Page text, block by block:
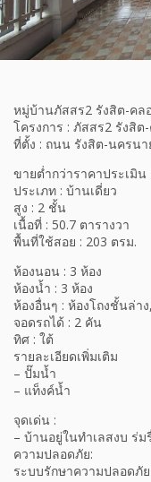
หมู่บ้านภัสสร2 รังสิต-คล
โครงการ : ภัสสร2 รังสิต
ที่ตั้ง : ถนน รังสิต-นครน
ขายต่ำกว่าราคาประเมิ
ประเภท : บ้านเดี่ยว
สูง : 2 ชั้น
เนื้อที่ : 50.7 ตารางวา
พื้นที่ใช้สอย : 203 ตรม.
ห้องนอน : 3 ห้อง
ห้องน้ำ : 3 ห้อง
ห้องอื่นๆ : ห้องโถงชั้นล่า
จอดรถได้ : 2 คัน
ทิศ : ใต้
รายละเอียดเพิ่มเติม
– ปั๊มน้ำ
– แท็งค์น้ำ
จุดเด่น :
– บ้านอยู่ในทำเลสงบ ร่
ความปลอดภัย:
ระบบรักษาความปลอดภั